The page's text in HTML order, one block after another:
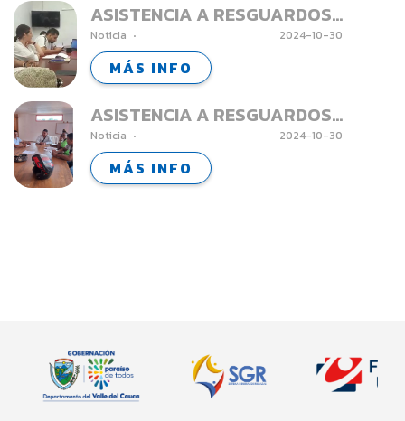
ASISTENCIA A RESGUARDOS
INDIGENAS - PRADERA
Noticia 2024-10-30
MÁS INFO
ASISTENCIA A RESGUARDOS
INDIGENAS - TRUJILLO
Noticia 2024-10-30
MÁS INFO